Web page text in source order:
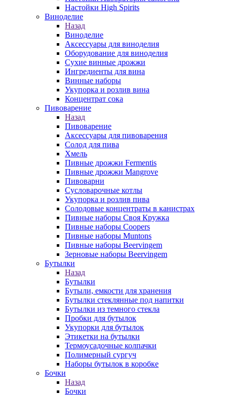
Настойки High Spirits
Виноделие
Назад
Виноделие
Аксессуары для виноделия
Оборудование для виноделия
Сухие винные дрожжи
Ингредиенты для вина
Винные наборы
Укупорка и розлив вина
Концентрат сока
Пивоварение
Назад
Пивоварение
Аксессуары для пивоварения
Солод для пива
Хмель
Пивные дрожжи Fermentis
Пивные дрожжи Mangrove
Пивоварни
Сусловарочные котлы
Укупорка и розлив пива
Солодовые концентраты в канистрах
Пивные наборы Своя Кружка
Пивные наборы Coopers
Пивные наборы Muntons
Пивные наборы Beervingem
Зерновые наборы Beervingem
Бутылки
Назад
Бутылки
Бутыли, емкости для хранения
Бутылки стеклянные под напитки
Бутылки из темного стекла
Пробки для бутылок
Укупорки для бутылок
Этикетки на бутылки
Термоусадочные колпачки
Полимерный сургуч
Наборы бутылок в коробке
Бочки
Назад
Бочки